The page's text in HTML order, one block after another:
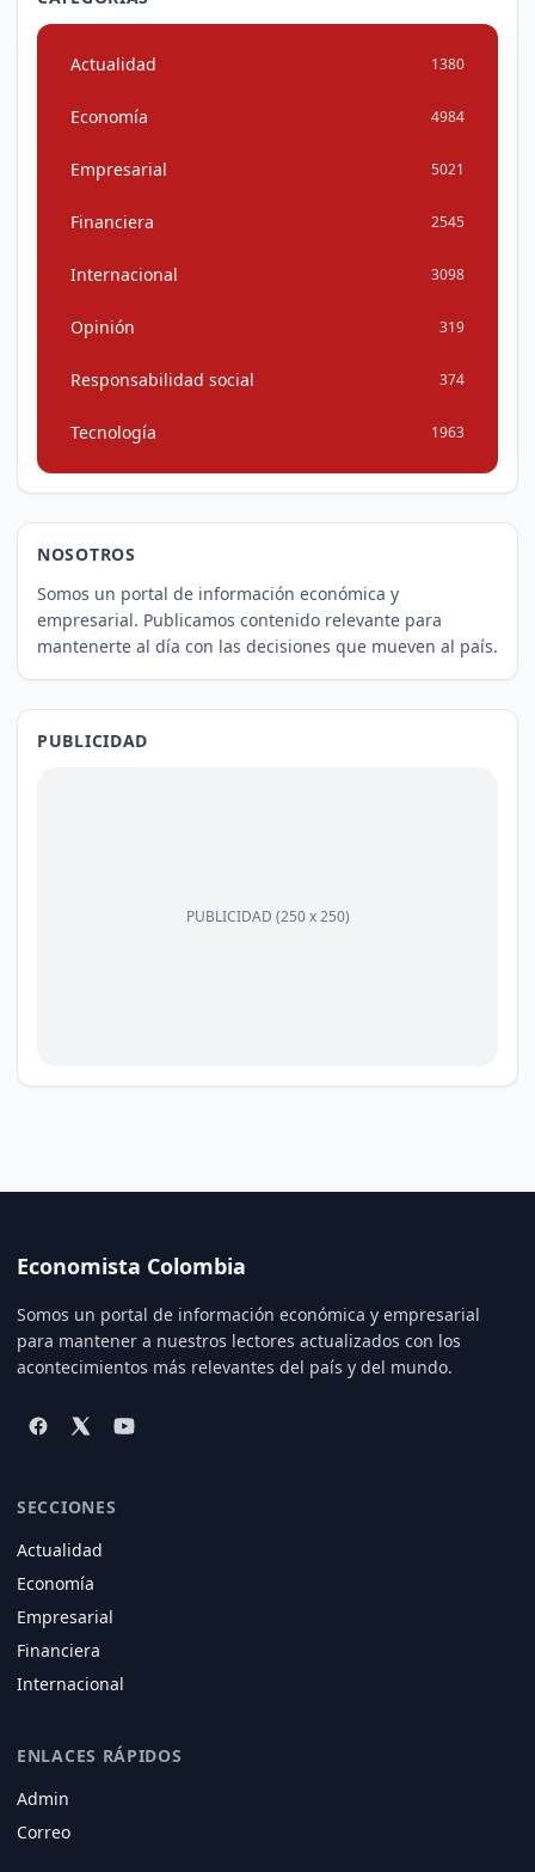
Actualidad 1380
Economía 4984
Empresarial 5021
Financiera 2545
Internacional 3098
Opinión 319
Responsabilidad social 374
Tecnología 1963
NOSOTROS
Somos un portal de información económica y
empresarial. Publicamos contenido relevante para
mantenerte al día con las decisiones que mueven al país.
PUBLICIDAD
PUBLICIDAD (250 x 250)
Economista Colombia
Somos un portal de información económica y empresarial
para mantener a nuestros lectores actualizados con los
acontecimientos más relevantes del país y del mundo.
SECCIONES
Actualidad
Economía
Empresarial
Financiera
Internacional
ENLACES RÁPIDOS
Admin
Correo